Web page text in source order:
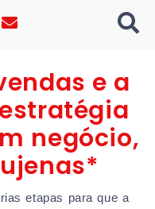
e a
negócio,
etapas para que a